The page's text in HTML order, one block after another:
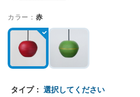
カラー： 赤
タイプ： 選択してください